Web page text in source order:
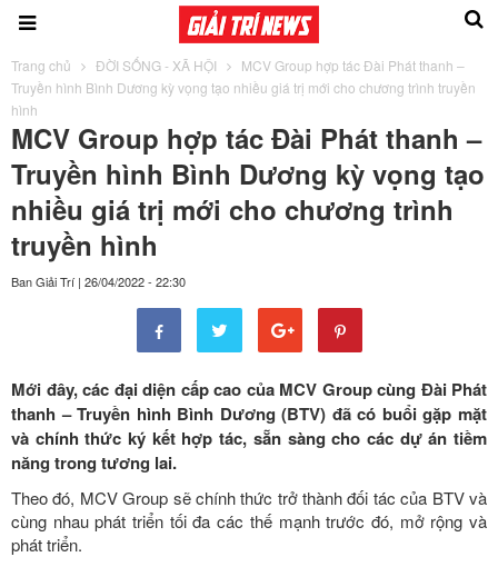
Trang chủ ĐỜI SỐNG - XÃ HỘI
MCV Group hợp tác Đài Phát thanh –
Truyền hình Bình Dương kỳ vọng tạo nhiều giá trị mới cho chương trình truyền
hình
MCV Group hợp tác Đài Phát thanh –
Truyền hình Bình Dương kỳ vọng tạo
nhiều giá trị mới cho chương trình
truyền hình
Ban Giải Trí | 26/04/2022 - 22:30
Mới đây, các đại diện cấp cao của MCV Group cùng Đài Phát
thanh – Truyền hình Bình Dương (BTV) đã có buổi gặp mặt
và chính thức ký kết hợp tác, sẵn sàng cho các dự án tiềm
năng trong tương lai.
Theo đó, MCV Group sẽ chính thức trở thành đối tác của BTV và
cùng nhau phát triển tối đa các thế mạnh trước đó, mở rộng và
phát triển.